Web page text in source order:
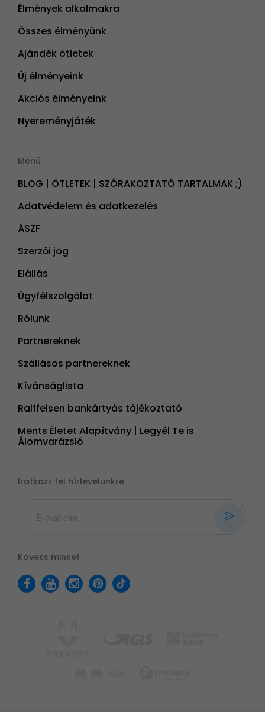
Élmények alkalmakra
Összes élményünk
Ajándék ötletek
Új élményeink
Akciós élményeink
Nyereményjáték
Menü
BLOG | ÖTLETEK | SZÓRAKOZTATÓ TARTALMAK ;)
Adatvédelem és adatkezelés
ÁSZF
Szerzői jog
Elállás
Ügyfélszolgálat
Rólunk
Partnereknek
Szállásos partnereknek
Kívánságlista
Raiffeisen bankártyás tájékoztató
Ments Életet Alapítvány | Legyél Te is
Álomvarázsló
Iratkozz fel hírlevelünkre
Kövess minket